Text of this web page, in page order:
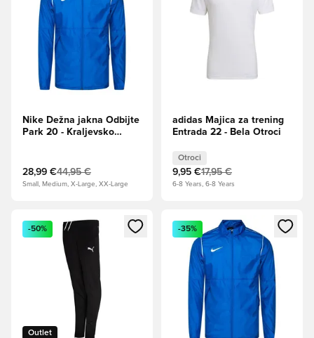
Nike Dežna jakna Odbijte
Park 20 - Kraljevsko
28,99 €44,95 €
Small, Medium, X-Large, XX-Large
adidas Majica za trening
Entrada 22 - Bela Otroci
Otroci
9,95 €17,95 €
6-8 Years, 6-8 Years
Odpre Modal za prijavo ali vpis kot član
Outlet
-50%
Odpre Modal za prijavo ali
-35%